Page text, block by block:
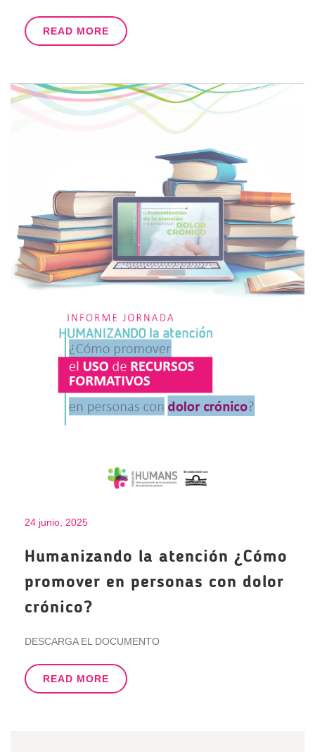
READ MORE
24 junio, 2025
Humanizando la atención ¿Cómo
promover en personas con dolor
crónico?
DESCARGA EL DOCUMENTO
READ MORE